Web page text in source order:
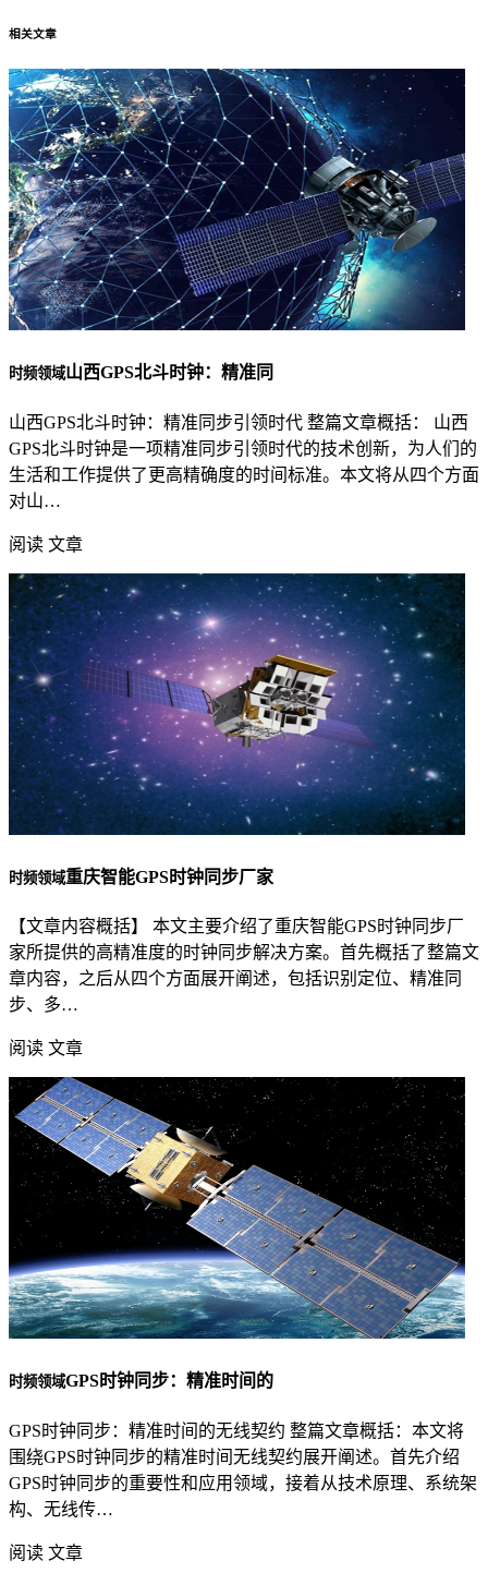
相关文章
时频领域山西GPS北斗时钟：精准同
山西GPS北斗时钟：精准同步引领时代 整篇文章概括： 山西
GPS北斗时钟是一项精准同步引领时代的技术创新，为人们的
生活和工作提供了更高精确度的时间标准。本文将从四个方面
对山…
阅读 文章
时频领域重庆智能GPS时钟同步厂家
【文章内容概括】 本文主要介绍了重庆智能GPS时钟同步厂
家所提供的高精准度的时钟同步解决方案。首先概括了整篇文
章内容，之后从四个方面展开阐述，包括识别定位、精准同
步、多…
阅读 文章
时频领域GPS时钟同步：精准时间的
GPS时钟同步：精准时间的无线契约 整篇文章概括：本文将
围绕GPS时钟同步的精准时间无线契约展开阐述。首先介绍
GPS时钟同步的重要性和应用领域，接着从技术原理、系统架
构、无线传…
阅读 文章